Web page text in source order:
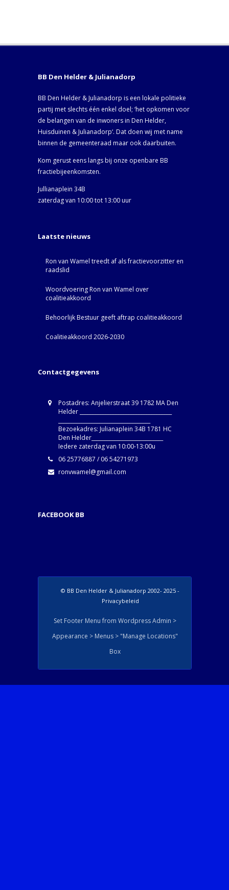
BB Den Helder & Julianadorp
BB Den Helder & Julianadorp is een lokale politieke
partij met slechts één enkel doel; ‘het opkomen voor
de belangen van de inwoners in Den Helder,
Huisduinen & Julianadorp‘. Dat doen wij met name
binnen de gemeenteraad maar ook daarbuiten.
Kom gerust eens langs bij onze openbare BB
fractiebijeenkomsten.
Jullianaplein 34B
zaterdag van 10:00 tot 13:00 uur
Laatste nieuws
Ron van Wamel treedt af als fractievoorzitter en
raadslid
Woordvoering Ron van Wamel over
coalitieakkoord
Behoorlijk Bestuur geeft aftrap coalitieakkoord
Coalitieakkoord 2026-2030
Contactgegevens
Postadres: Anjelierstraat 39 1782 MA Den
Helder ____________________________________
Bezoekadres: Julianaplein 34B 1781 HC
Den Helder____________________________
Iedere zaterdag van 10:00-13:00u
06 25776887 / 06 54271973
ronvwamel@gmail.com
FACEBOOK BB
© BB Den Helder & Julianadorp 2002- 2025 -
Privacybeleid
Set Footer Menu from Wordpress Admin >
Appearance > Menus > "Manage Locations"
Box